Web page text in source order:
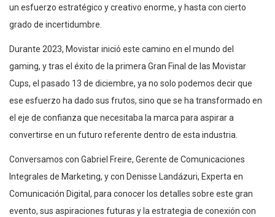
un esfuerzo estratégico y creativo enorme, y hasta con cierto
grado de incertidumbre.
Durante 2023, Movistar inició este camino en el mundo del
gaming, y tras el éxito de la primera Gran Final de las Movistar
Cups, el pasado 13 de diciembre, ya no solo podemos decir que
ese esfuerzo ha dado sus frutos, sino que se ha transformado en
el eje de confianza que necesitaba la marca para aspirar a
convertirse en un futuro referente dentro de esta industria.
Conversamos con Gabriel Freire, Gerente de Comunicaciones
Integrales de Marketing, y con Denisse Landázuri, Experta en
Comunicación Digital, para conocer los detalles sobre este gran
evento, sus aspiraciones futuras y la estrategia de conexión con